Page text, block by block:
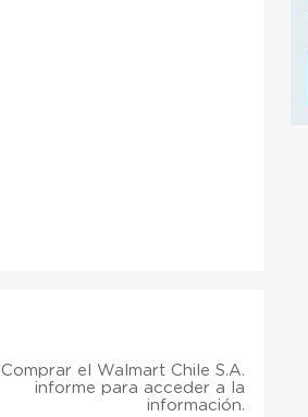
Comprar el Walmart Chile S.A.
informe para acceder a la
información.